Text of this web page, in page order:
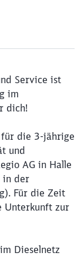
Service ist
im
dich!
die 3-jährige
und
AG in Halle
in der
Für die Zeit
Unterkunft zur
Dieselnetz